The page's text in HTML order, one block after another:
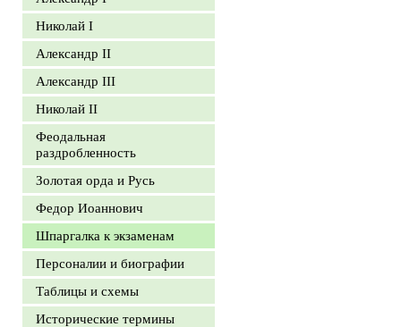
Николай I
Александр II
Александр III
Николай II
Феодальная
раздробленность
Золотая орда и Русь
Федор Иоаннович
Шпаргалка к экзаменам
Персоналии и биографии
Таблицы и схемы
Исторические термины